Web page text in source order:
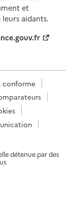
et
aidants.
conforme
détenue par des